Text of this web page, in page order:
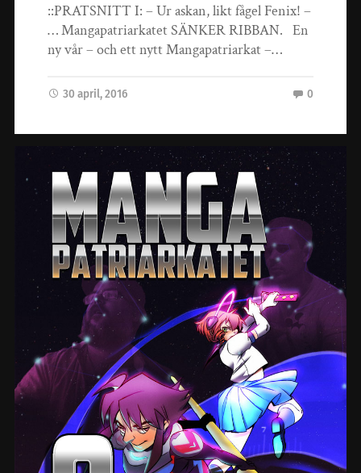
::PRATSNITT I: – Ur askan, likt fågel Fenix! –
… Mangapatriarkatet SÄNKER RIBBAN. En
ny vår – och ett nytt Mangapatriarkat –…
30 april, 2016 0